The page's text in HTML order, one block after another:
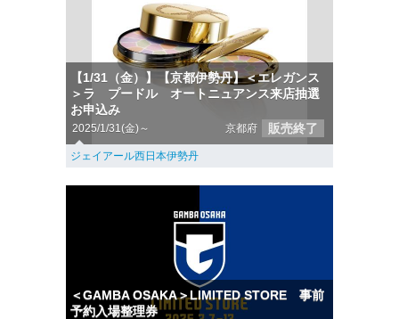
【1/31（金）】【京都伊勢丹】＜エレガンス
＞ラ プードル オートニュアンス来店抽選
お申込み
2025/1/31(金)～ 京都府 販売終了
ジェイアール西日本伊勢丹
＜GAMBA OSAKA＞LIMITED STORE 事前
予約入場整理券